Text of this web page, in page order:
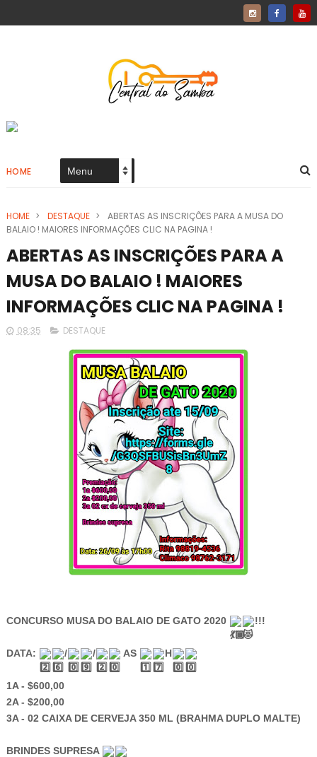
HOME
HOME > DESTAQUE >
ABERTAS AS INSCRIÇÕES PARA A MUSA DO
BALAIO ! MAIORES INFORMAÇÕES CLIC NA PAGINA !
ABERTAS AS INSCRIÇÕES PARA A
MUSA DO BALAIO ! MAIORES
INFORMAÇÕES CLIC NA PAGINA !
08:35 DESTAQUE
CONCURSO MUSA DO BALAIO DE GATO 2020 !!!
DATA: / / AS H
1A - $600,00
2A - $200,00
3A - 02 CAIXA DE CERVEJA 350 ML (BRAHMA DUPLO MALTE)
BRINDES SUPRESA